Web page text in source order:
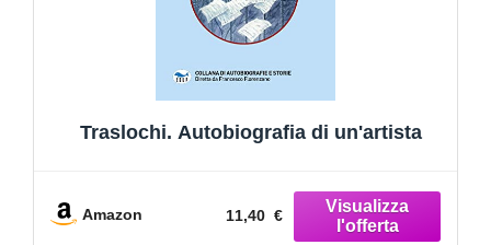
Traslochi. Autobiografia di un'artista
Amazon 11,40 €